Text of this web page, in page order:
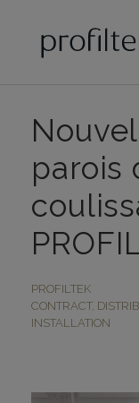
parois
PROFILTEK
CONTRACT,
INSTALLATION